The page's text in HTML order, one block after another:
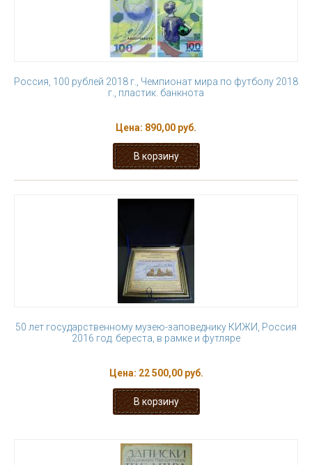
Россия, 100 рублей 2018 г., Чемпионат мира по футболу 2018
г., пластик. банкнота
Цена: 890,00 руб.
50 лет государственному музею-заповеднику КИЖИ, Россия
2016 год. береста, в рамке и футляре
Цена: 22 500,00 руб.